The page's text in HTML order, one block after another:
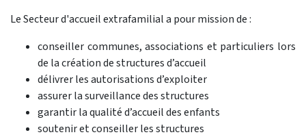
Le Secteur d'accueil extrafamilial a pour mission de :
conseiller communes, associations et particuliers lors
de la création de structures d’accueil
délivrer les autorisations d’exploiter
assurer la surveillance des structures
garantir la qualité d’accueil des enfants
soutenir et conseiller les structures